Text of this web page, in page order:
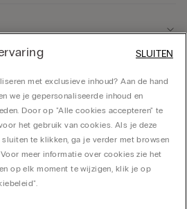
Branch, Avenue Louise 283, box 24, 1050
met exclusieve inhoud? Aan de hand
we je gepersonaliseerde inhoud en
Door op "Alle cookies accepteren" te
het gebruik van cookies. Als je deze
te klikken, ga je verder met browsen
meer informatie over cookies zie het
op elk moment te wijzigen, klik je op
SLUITEN